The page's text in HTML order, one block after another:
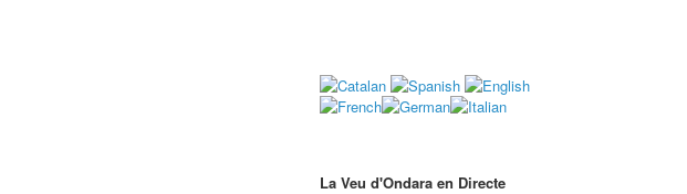
La Veu d'Ondara en Directe